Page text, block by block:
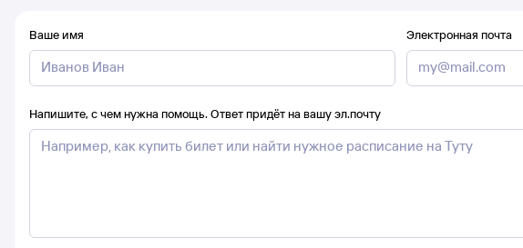
Ваше имя Электронная почта
Напишите, с чем нужна помощь. Ответ придёт на вашу эл.почту